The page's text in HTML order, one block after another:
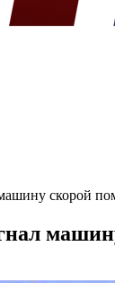
скорой